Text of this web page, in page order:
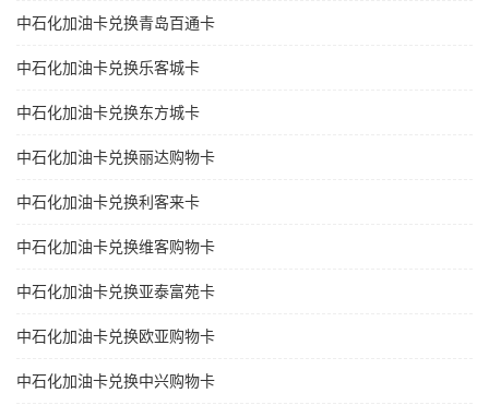
中石化加油卡兑换青岛百通卡
中石化加油卡兑换乐客城卡
中石化加油卡兑换东方城卡
中石化加油卡兑换丽达购物卡
中石化加油卡兑换利客来卡
中石化加油卡兑换维客购物卡
中石化加油卡兑换亚泰富苑卡
中石化加油卡兑换欧亚购物卡
中石化加油卡兑换中兴购物卡